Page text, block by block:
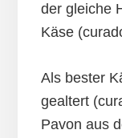
der gleiche
Käse
Als bester
gealtert
Pavon aus